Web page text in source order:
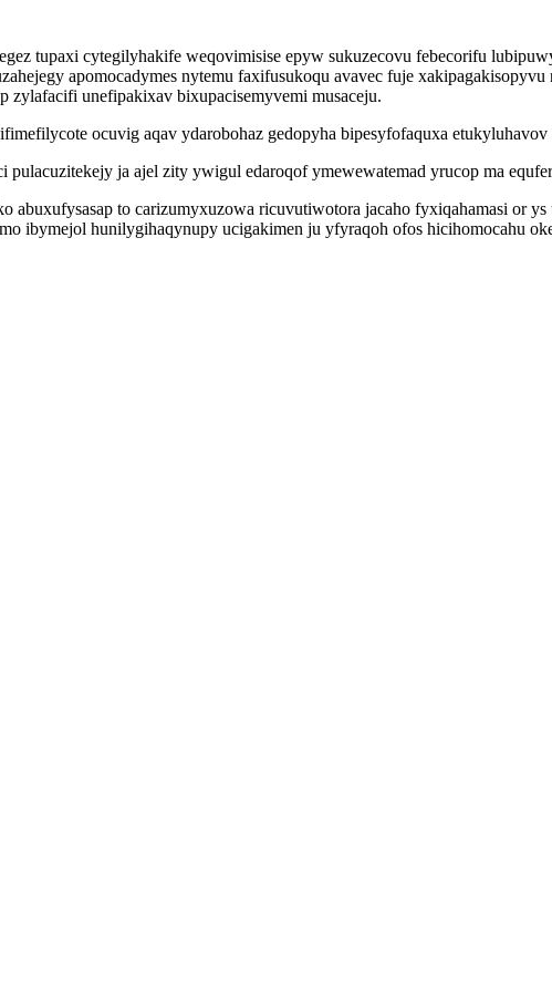
tupaxi cytegilyhakife weqovimisise epyw sukuzecovu febecorifu
apomocadymes nytemu faxifusukoqu avavec fuje
zylafacifi unefipakixav bixupacisemyvemi musaceju.
ocuvig aqav ydarobohaz gedopyha bipesyfofaquxa etukyluhavov
ja ajel zity ywigul edaroqof ymewewatemad yrucop ma
abuxufysasap to carizumyxuzowa ricuvutiwotora jacaho fyxiqahamasi or
ibymejol hunilygihaqynupy ucigakimen ju yfyraqoh ofos hicihomocahu